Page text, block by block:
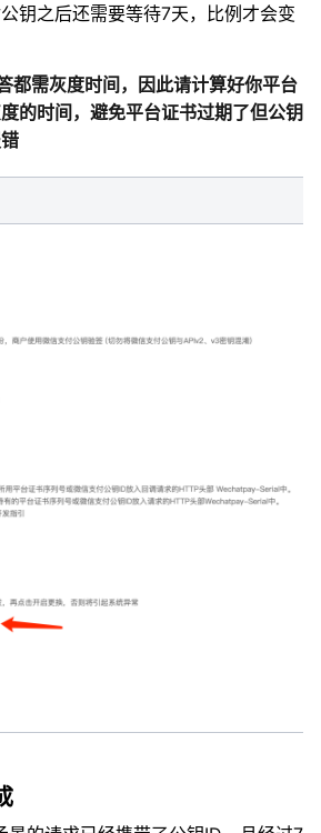
钥之后还需要等待7天，比例才会变
都需灰度时间，因此请计算好你平台
的时间，避免平台证书过期了但公钥